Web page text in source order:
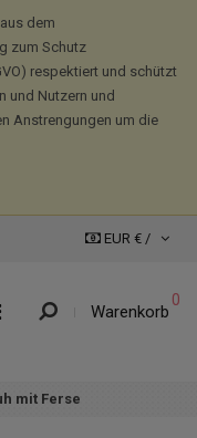
dem
zum Schutz
respektiert und schützt
und Nutzern und
Anstrengungen um die
EUR € /
Warenkorb
0
mit Ferse